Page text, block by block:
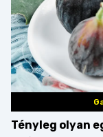
Tényleg olyan